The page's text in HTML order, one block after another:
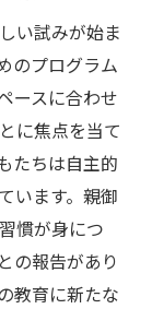
い試みが始ま
のプログラム
ースに合わせ
に焦点を当て
たちは自主的
います。親御
慣が身につ
の報告があり
教育に新たな